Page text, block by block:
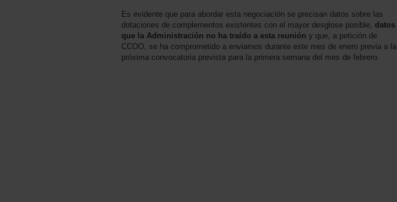
Es evidente que para abordar esta negociación se precisan datos sobre las
dotaciones de complementos existentes con el mayor desglose posible, datos
que la Administración no ha traído a esta reunión y que, a petición de
CCOO, se ha comprometido a enviarnos durante este mes de enero previa a la
próxima convocatoria prevista para la primera semana del mes de febrero.